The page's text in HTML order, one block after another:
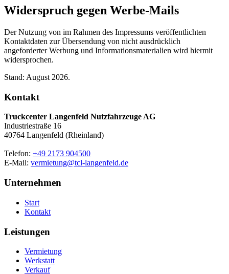
Widerspruch gegen Werbe-Mails
Der Nutzung von im Rahmen des Impressums veröffentlichten
Kontaktdaten zur Übersendung von nicht ausdrücklich
angeforderter Werbung und Informationsmaterialien wird hiermit
widersprochen.
Stand: August 2026.
Kontakt
Truckcenter Langenfeld Nutzfahrzeuge AG
Industriestraße 16
40764 Langenfeld (Rheinland)
Telefon: +49 2173 904500
E-Mail: vermietung@tcl-langenfeld.de
Unternehmen
Start
Kontakt
Leistungen
Vermietung
Werkstatt
Verkauf